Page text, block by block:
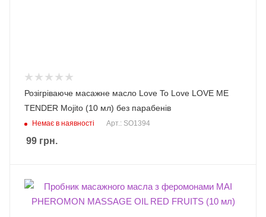
Розігріваюче масажне масло Love To Love LOVE ME
TENDER Mojito (10 мл) без парабенів
Немає в наявності Арт.: SO1394
99 грн.